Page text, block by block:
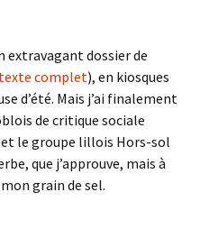
extravagant dossier de
complet), en kiosques
d’été. Mais j’ai finalement
de critique sociale
et le groupe lillois Hors-sol
que j’approuve, mais à
grain de sel.